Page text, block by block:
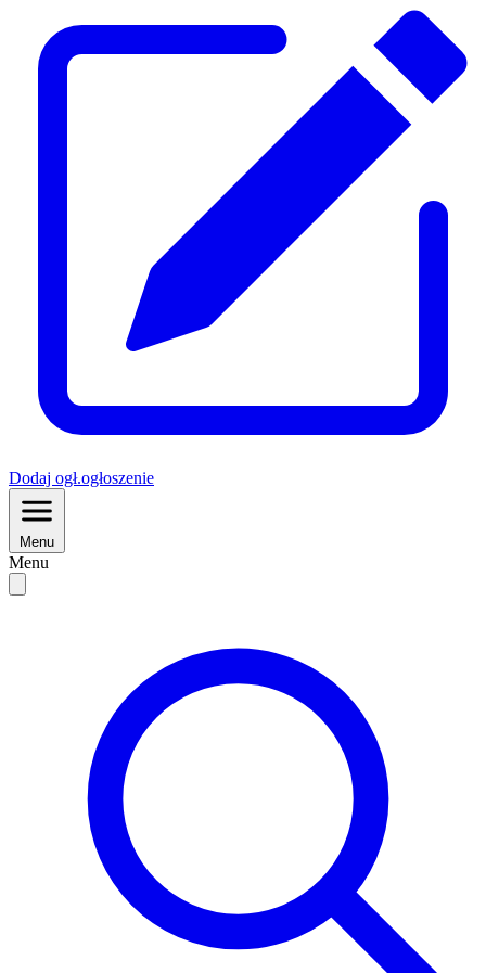
Dodaj ogł.ogłoszenie
Menu
Menu